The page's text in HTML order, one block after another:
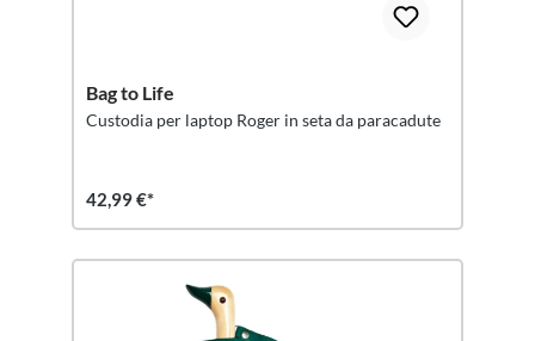
Bag to Life
Custodia per laptop Roger in seta da paracadute
42,99 €*